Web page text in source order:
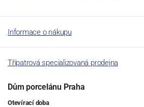
Informace o nákupu
Třípatrová specializovaná prodejna
Dům porcelánu Praha
Otevírací doba